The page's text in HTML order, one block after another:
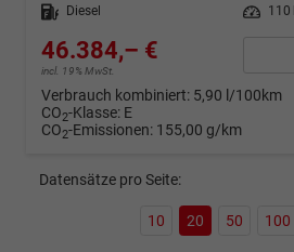
Kraftstoff
Diesel Leistung 110
46.384,– €
incl. 19% MwSt.
Verbrauch kombiniert: 5,90 l/100km
CO2-Klasse: E
CO2-Emissionen: 155,00 g/km
Datensätze pro Seite:
10 20 50 100